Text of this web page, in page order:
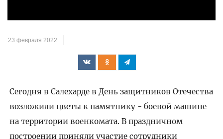
видео
23 февраля 2022
Сегодня в Салехарде в День защитников Отечества
возложили цветы к памятнику - боевой машине
на территории военкомата. В праздничном
построении приняли участие сотрудники